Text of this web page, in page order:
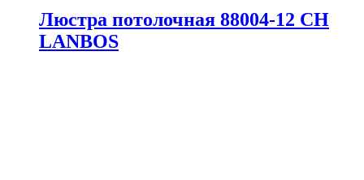
Люстра потолочная 88004-12 CH
LANBOS